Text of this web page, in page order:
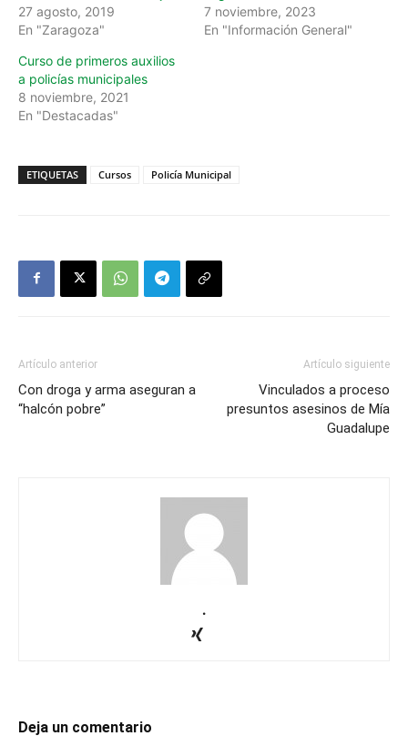
27 agosto, 2019
En "Zaragoza"
7 noviembre, 2023
En "Información General"
Curso de primeros auxilios
a policías municipales
8 noviembre, 2021
En "Destacadas"
ETIQUETAS Cursos Policía Municipal
Artículo anterior
Con droga y arma aseguran a
“halcón pobre”
Artículo siguiente
Vinculados a proceso
presuntos asesinos de Mía
Guadalupe
.
Deja un comentario